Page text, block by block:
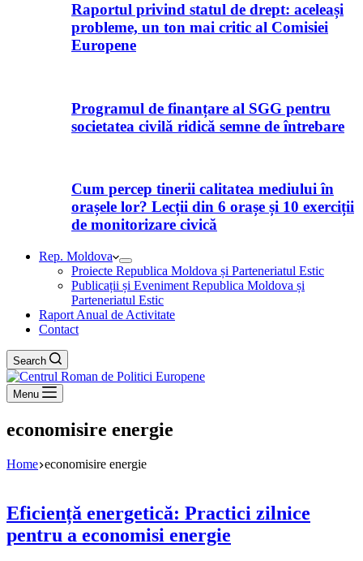
Raportul privind statul de drept: aceleași
probleme, un ton mai critic al Comisiei
Europene
Programul de finanțare al SGG pentru
societatea civilă ridică semne de întrebare
Cum percep tinerii calitatea mediului în
orașele lor? Lecții din 6 orașe și 10 exerciții
de monitorizare civică
Rep. Moldova
Proiecte Republica Moldova și Parteneriatul Estic
Publicații și Eveniment Republica Moldova și
Parteneriatul Estic
Raport Anual de Activitate
Contact
Search
Menu
economisire energie
Home economisire energie
Eficiență energetică: Practici zilnice
pentru a economisi energie